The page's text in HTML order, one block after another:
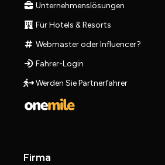
Unternehmenslösungen
Für Hotels & Resorts
Webmaster oder Influencer?
Fahrer-Login
Werden Sie Partnerfahrer
Firma